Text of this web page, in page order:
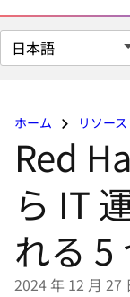
ペ
ー
の
て
ホーム リソース
Red
ら IT
れる 5
2024 年 12 月 27